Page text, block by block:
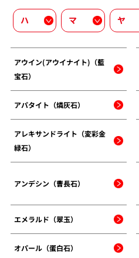
ハ マ ヤ
アウイン(アウイナイト)（藍
宝石）
アパタイト（燐灰石）
アレキサンドライト（変彩金
緑石）
アンデシン（曹長石）
エメラルド（翠玉）
オパール（蛋白石）